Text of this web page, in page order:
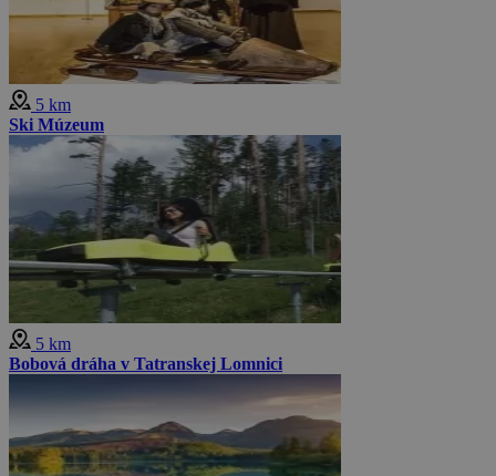
5 km
Ski Múzeum
5 km
Bobová dráha v Tatranskej Lomnici